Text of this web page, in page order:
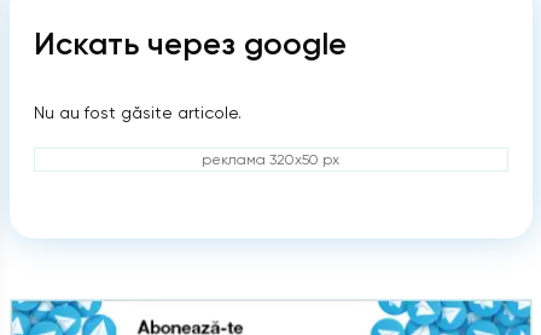
Искать через google
Nu au fost găsite articole.
реклама 320x50 px